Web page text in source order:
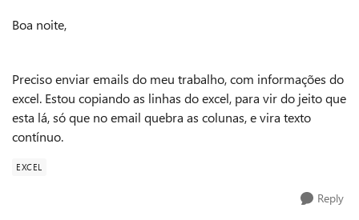
Boa noite,
Preciso enviar emails do meu trabalho, com informações do
excel. Estou copiando as linhas do excel, para vir do jeito que
esta lá, só que no email quebra as colunas, e vira texto
contínuo.
EXCEL
Reply